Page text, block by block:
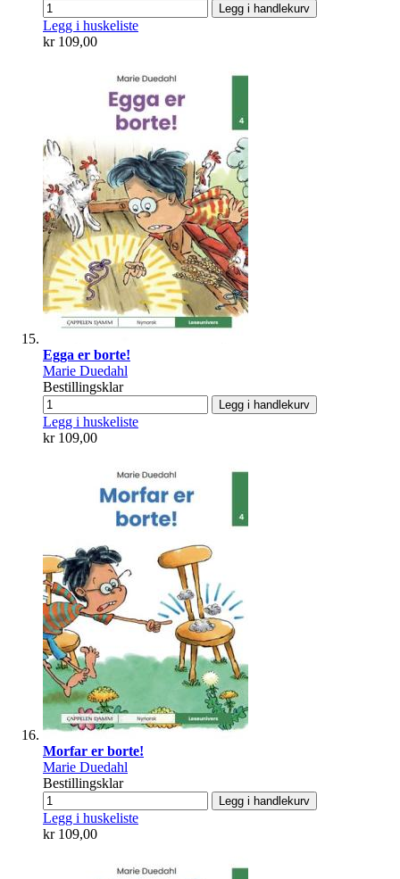
Legg i handlekurv
Legg i huskeliste
kr 109,00
Egga er borte!
Marie Duedahl
Bestillingsklar
Legg i handlekurv
Legg i huskeliste
kr 109,00
Morfar er borte!
Marie Duedahl
Bestillingsklar
Legg i handlekurv
Legg i huskeliste
kr 109,00